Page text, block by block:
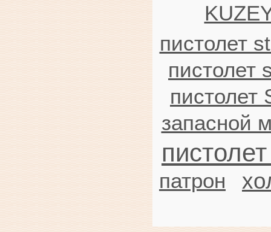
пистолет
пистолет
пистолет
запасной
патрон